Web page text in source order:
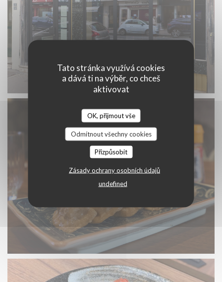
Tato stránka využívá cookies
a dává ti na výběr, co chceš
aktivovat
OK, přijmout vše
Odmítnout všechny cookies
Přizpůsobit
Zásady ochrany osobních údajů
undefined